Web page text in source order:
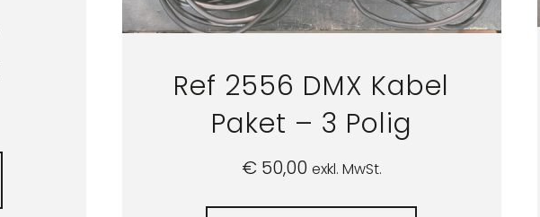
Ref 2556 DMX Kabel
Paket – 3 Polig
€50,00 exkl. MwSt.